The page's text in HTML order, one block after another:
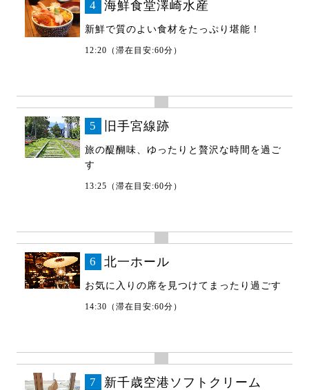
4 海鮮食堂澤崎水産
新鮮で質のよい食材をたっぷり堪能！
12:20（滞在目安:60分）
5 旧手宮線跡
旅の醍醐味、ゆったりと贅沢な時間を過ご
す
13:25（滞在目安:60分）
6 北一ホール
お気に入りの席を見つけてまったり過ごす
14:30（滞在目安:60分）
7 新千歳空港ソフトクリーム